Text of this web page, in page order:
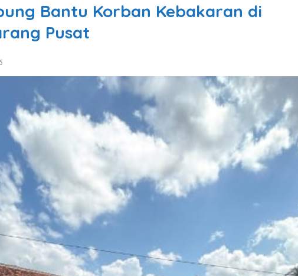
Bantu Korban Kebakaran di
Pusat